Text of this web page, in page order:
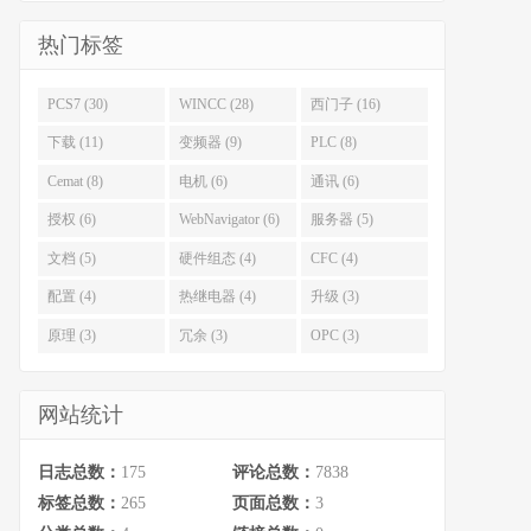
热门标签
PCS7 (30) WINCC (28) 西门子 (16)
下载 (11) 变频器 (9) PLC (8)
Cemat (8) 电机 (6) 通讯 (6)
授权 (6) WebNavigator (6) 服务器 (5)
文档 (5) 硬件组态 (4) CFC (4)
配置 (4) 热继电器 (4) 升级 (3)
原理 (3) 冗余 (3) OPC (3)
网站统计
日志总数： 175 评论总数： 7838
标签总数： 265 页面总数： 3